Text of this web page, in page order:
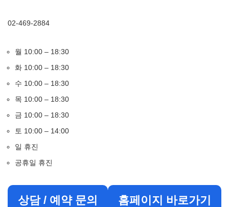
02-469-2884
월 10:00 – 18:30
화 10:00 – 18:30
수 10:00 – 18:30
목 10:00 – 18:30
금 10:00 – 18:30
토 10:00 – 14:00
일 휴진
공휴일 휴진
상담 / 예약 문의 홈페이지 바로가기